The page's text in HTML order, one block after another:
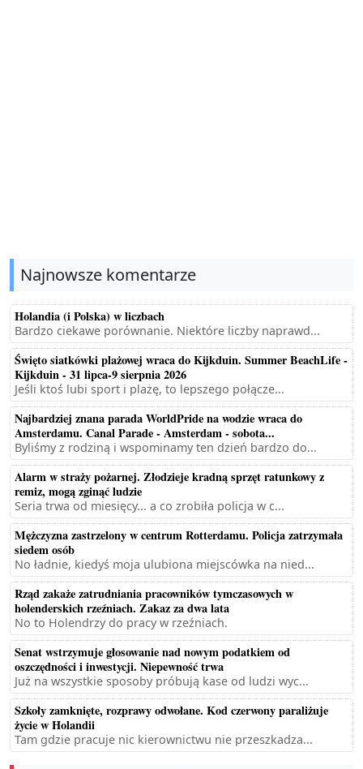
Najnowsze komentarze
Holandia (i Polska) w liczbach
Bardzo ciekawe porównanie. Niektóre liczby naprawd...
Święto siatkówki plażowej wraca do Kijkduin. Summer BeachLife -
Kijkduin - 31 lipca-9 sierpnia 2026
Jeśli ktoś lubi sport i plażę, to lepszego połącze...
Najbardziej znana parada WorldPride na wodzie wraca do
Amsterdamu. Canal Parade - Amsterdam - sobota...
Byliśmy z rodziną i wspominamy ten dzień bardzo do...
Alarm w straży pożarnej. Złodzieje kradną sprzęt ratunkowy z
remiz, mogą zginąć ludzie
Seria trwa od miesięcy... a co zrobiła policja w c...
Mężczyzna zastrzelony w centrum Rotterdamu. Policja zatrzymała
siedem osób
No ładnie, kiedyś moja ulubiona miejscówka na nied...
Rząd zakaże zatrudniania pracowników tymczasowych w
holenderskich rzeźniach. Zakaz za dwa lata
No to Holendrzy do pracy w rzeźniach.
Senat wstrzymuje głosowanie nad nowym podatkiem od
oszczędności i inwestycji. Niepewność trwa
Już na wszystkie sposoby próbują kase od ludzi wyc...
Szkoły zamknięte, rozprawy odwołane. Kod czerwony paraliżuje
życie w Holandii
Tam gdzie pracuje nic kierownictwu nie przeszkadza...